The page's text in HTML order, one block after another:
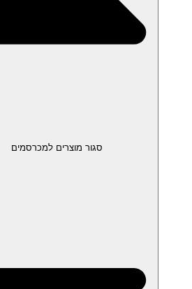
סגור מוצרים למכרסמים